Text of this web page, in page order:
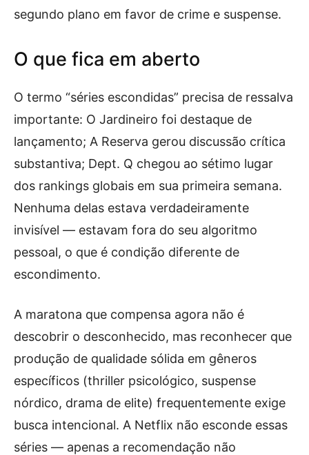
segundo plano em favor de crime e suspense.
O que fica em aberto
O termo “séries escondidas” precisa de ressalva
importante: O Jardineiro foi destaque de
lançamento; A Reserva gerou discussão crítica
substantiva; Dept. Q chegou ao sétimo lugar
dos rankings globais em sua primeira semana.
Nenhuma delas estava verdadeiramente
invisível — estavam fora do seu algoritmo
pessoal, o que é condição diferente de
escondimento.
A maratona que compensa agora não é
descobrir o desconhecido, mas reconhecer que
produção de qualidade sólida em gêneros
específicos (thriller psicológico, suspense
nórdico, drama de elite) frequentemente exige
busca intencional. A Netflix não esconde essas
séries — apenas a recomendação não